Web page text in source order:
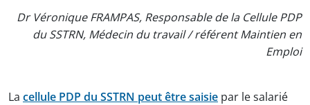
Dr Véronique FRAMPAS, Responsable de la Cellule PDP
du SSTRN, Médecin du travail / référent Maintien en
Emploi
La cellule PDP du SSTRN peut être saisie par le salarié